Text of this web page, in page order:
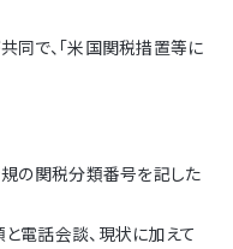
同で、「米国関税措置等に
規の関税分類番号を記した
と電話会談、現状に加えて